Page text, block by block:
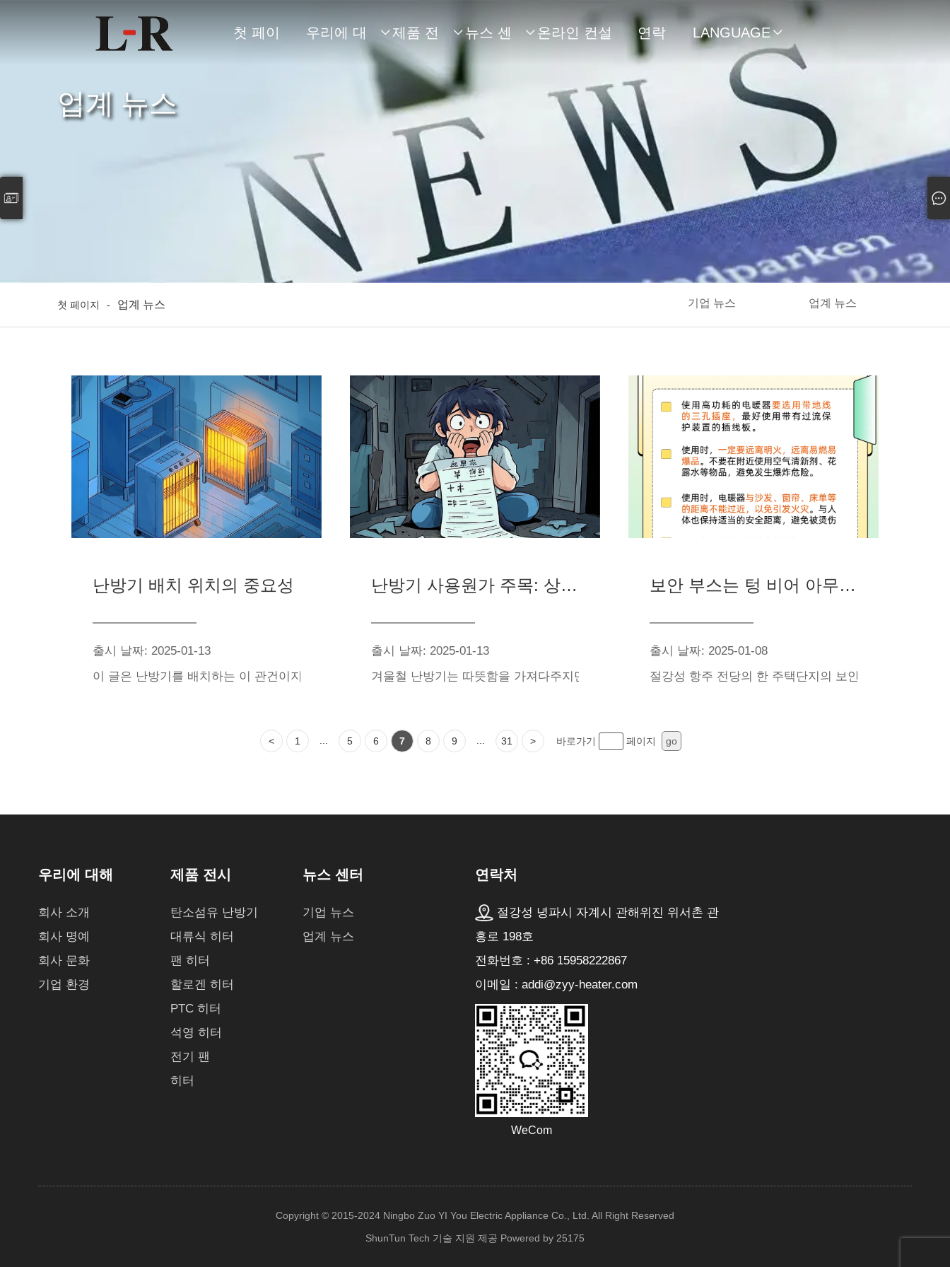
첫 페이 우리에 대  제품 전
시
 뉴스 센  온라인 컨설 연락
처
LANGUAGE 
업계 뉴스
첫 페이지 - 업계 뉴스 기업 뉴스 업계 뉴스
난방기 배치 위치의 중요성
출시 날짜: 2025-01-13
이 글은 난방기를 배치하는 이 관건이지만 늘 홀시되는 문제에 초점을 맞추었다.난방기가 평온하고 건조한 곳에 놓여 인화성, 폭발성, 수원 및 잡동사니로부터
난방기 사용원가 주목: 상해 수천원 전기료 배후의 계시난방기 사용원가 주목: 상해 수천원 전기료 배후의 계시
출시 날짜: 2025-01-13
겨울철 난방기는 따뜻함을 가져다주지만 상해의 한 시민은 40원의 온풍기로 1월에 1000원의 전기료금계산
보안 부스는 텅 비어 아무도"기습"당했고, 보안 아저씨는 돌아왔을 때 이미"집"이 없었다
출시 날짜: 2025-01-08
절강성 항주 전당의 한 주택단지의 보안정에서 불이 나
< 1 ... 5 6 7 8 9 ... 31 > 바로가기 페이지 go
우리에 대해
회사 소개
회사 명예
회사 문화
기업 환경
제품 전시
탄소섬유 난방기
대류식 히터
팬 히터
할로겐 히터
PTC 히터
석영 히터
전기 팬
히터
뉴스 센터
기업 뉴스
업계 뉴스
연락처
절강성 녕파시 자계시 관해위진 위서촌 관
흥로 198호
전화번호 : +86 15958222867
이메일 : addi@zyy-heater.com
WeCom
Copyright © 2015-2024 Ningbo Zuo YI You Electric Appliance Co., Ltd. All Right Reserved
ShunTun Tech 기술 지원 제공 Powered by 25175